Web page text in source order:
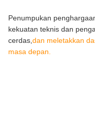
Penumpukan
kekuatan teknis dan
cerdas,dan meletakkan
masa depan.